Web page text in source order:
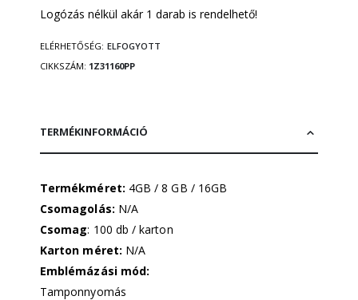
Logózás nélkül akár 1 darab is rendelhető!
ELÉRHETŐSÉG: ELFOGYOTT
CIKKSZÁM 1Z31160PP
TERMÉKINFORMÁCIÓ
Termékméret: 4GB / 8 GB / 16GB
Csomagolás: N/A
Csomag: 100 db / karton
Karton méret: N/A
Emblémázási mód:
Tamponnyomás